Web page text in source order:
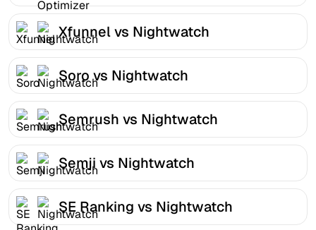
Xfunnel vs Nightwatch
Soro vs Nightwatch
Semrush vs Nightwatch
Semji vs Nightwatch
SE Ranking vs Nightwatch